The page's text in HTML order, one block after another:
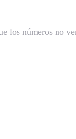
los números no